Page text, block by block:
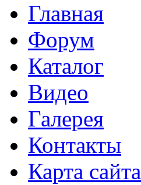
Главная
Форум
Каталог
Видео
Галерея
Контакты
Карта сайта